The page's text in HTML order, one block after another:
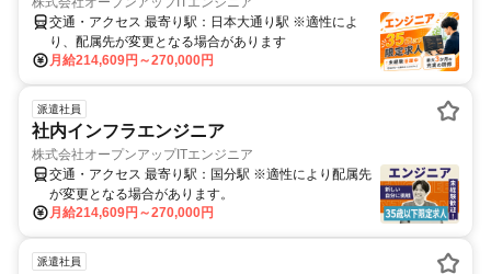
月給214,609円～270,000円
交通・アクセス 最寄り駅：日本大通り駅 ※適性によ
り、配属先が変更となる場合があります
派遣社員
社内インフラエンジニア
株式会社オープンアップITエンジニア
月給214,609円～270,000円
交通・アクセス 最寄り駅：国分駅 ※適性により配属先
が変更となる場合があります。
派遣社員